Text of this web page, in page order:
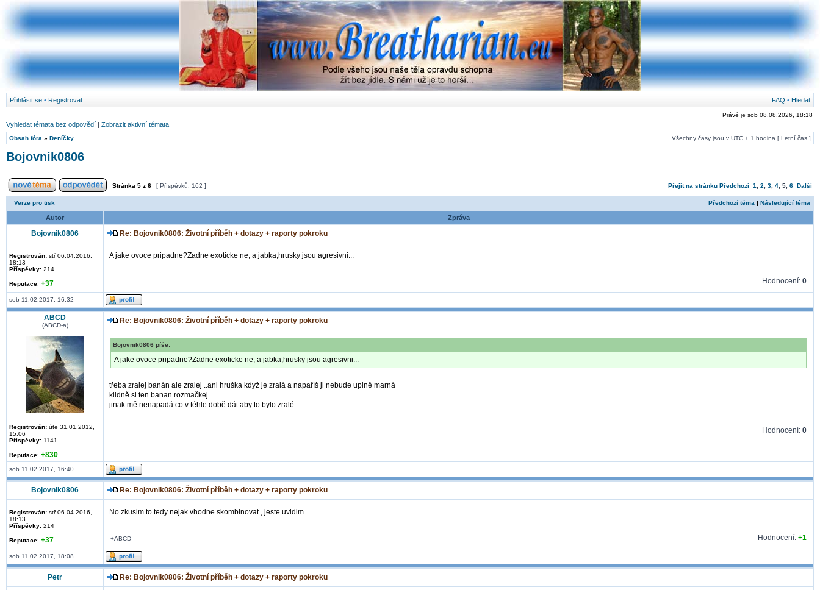
Přihlásit se • Registrovat FAQ • Hledat
Právě je sob 08.08.2026, 18:18
Vyhledat témata bez odpovědí | Zobrazit aktivní témata
Obsah fóra » Deníčky Všechny časy jsou v UTC + 1 hodina [ Letní čas ]
Bojovnik0806
Stránka 5 z 6 [ Příspěvků: 162 ] Přejít na stránku Předchozí 1 2 3 4 5 6 Další
Verze pro tisk Předchozí téma | Následující téma
Autor Zpráva
Bojovnik0806 Re: Bojovnik0806: Životní příběh + dotazy + raporty pokroku
Registrován: stř 06.04.2016,
18:13
Příspěvky: 214
Reputace: +37
A jake ovoce pripadne?Zadne exoticke ne, a jabka,hrusky jsou agresivni...
Hodnocení: 0
sob 11.02.2017, 16:32
ABCD
(ABCD-a)
Re: Bojovnik0806: Životní příběh + dotazy + raporty pokroku
Registrován: úte 31.01.2012,
15:06
Příspěvky: 1141
Reputace: +830
Bojovnik0806 píše:
A jake ovoce pripadne?Zadne exoticke ne, a jabka,hrusky jsou agresivni...
třeba zralej banán ale zralej ..ani hruška když je zralá a napaříš ji nebude uplně marná
klidně si ten banan rozmačkej
jinak mě nenapadá co v téhle době dát aby to bylo zralé
Hodnocení: 0
sob 11.02.2017, 16:40
Bojovnik0806 Re: Bojovnik0806: Životní příběh + dotazy + raporty pokroku
Registrován: stř 06.04.2016,
18:13
Příspěvky: 214
Reputace: +37
No zkusim to tedy nejak vhodne skombinovat , jeste uvidim...
+ABCD Hodnocení: +1
sob 11.02.2017, 18:08
Petr Re: Bojovnik0806: Životní příběh + dotazy + raporty pokroku